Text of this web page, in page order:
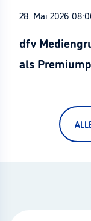
28. Mai 2026
dfv
als